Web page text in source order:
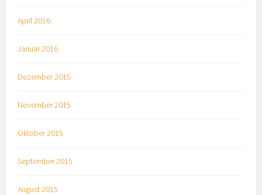
April 2016
Januar 2016
Dezember 2015
November 2015
Oktober 2015
September 2015
August 2015